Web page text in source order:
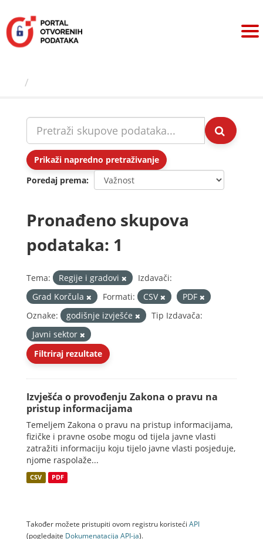
sadržaj
Prikaži napredno pretraživanje
Poredaj prema
Pronađeno skupova
podataka: 1
Tema: Regije i gradovi
Izdavači:
Grad Korčula
Formati: CSV
PDF
Oznake:
godišnje izvješće
Tip Izdavača:
Javni sektor
Filtriraj rezultate
Izvješća o provođenju Zakona o pravu na
pristup informacijama
Temeljem Zakona o pravu na pristup informacijama,
fizičke i pravne osobe mogu od tijela javne vlasti
zatražiti informaciju koju tijelo javne vlasti posjeduje,
njome raspolaže...
CSV PDF
Također možete pristupiti ovom registru koristeći API
(pogledajte Dokumenаtаcijа API-jа).